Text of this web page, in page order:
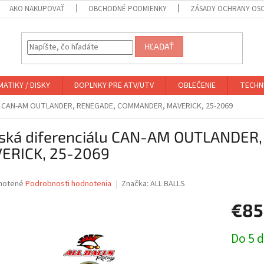
AKO NAKUPOVAŤ OBCHODNÉ PODMIENKY ZÁSADY OCHRANY
HĽADAŤ
/ DISKY DOPLNKY PRE ATV/UTV OBLEČENIE
AM OUTLANDER, RENEGADE, COMMANDER, MAVERICK, 25-2069
diferenciálu CAN-AM OUTLANDER,
25-2069
Podrobnosti hodnotenia Značka: ALL BALLS
€85
cena:
Do 5